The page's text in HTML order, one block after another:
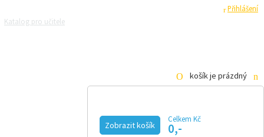
Přihlášení
Katalog pro učitele
košík je prázdný
Zobrazit košík
Celkem Kč
0,-